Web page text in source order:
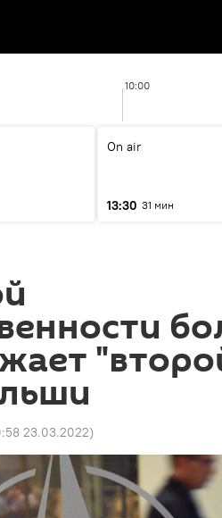
10:00
On air
13:30 31 мин
23.03.2022)